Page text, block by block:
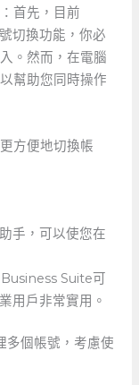
首先，目前
切換功能，你必
。然而，在電腦
幫助您同時操作
方便地切換帳
手，可以使您在
⁢Suite可
用戶非常實用。
多個帳號，考慮使